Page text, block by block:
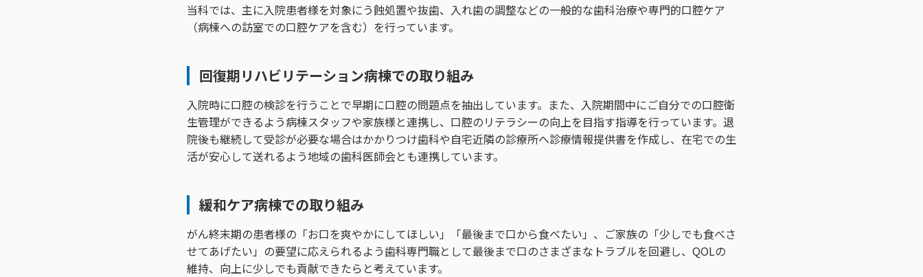
当科では、主に入院患者様を対象にう蝕処置や抜歯、入れ歯の調整などの一般的な歯科治療や専門的口腔ケア
（病棟への訪室での口腔ケアを含む）を行っています。
回復期リハビリテーション病棟での取り組み
入院時に口腔の検診を行うことで早期に口腔の問題点を抽出しています。また、入院期間中にご自分での口腔衛
生管理ができるよう病棟スタッフや家族様と連携し、口腔のリテラシーの向上を目指す指導を行っています。退
院後も継続して受診が必要な場合はかかりつけ歯科や自宅近隣の診療所へ診療情報提供書を作成し、在宅での生
活が安心して送れるよう地域の歯科医師会とも連携しています。
緩和ケア病棟での取り組み
がん終末期の患者様の「お口を爽やかにしてほしい」「最後まで口から食べたい」、ご家族の「少しでも食べさ
せてあげたい」の要望に応えられるよう歯科専門職として最後まで口のさまざまなトラブルを回避し、QOLの
維持、向上に少しでも貢献できたらと考えています。